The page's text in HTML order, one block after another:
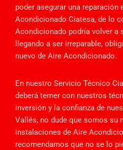
poder asegurar una
Acondicionado Ciatesa, de lo
Acondicionado podría volver a
llegando a ser irreparable,
nuevo de Aire Acondicionado.
En nuestro Servicio Técnico
deberá temer con nuestros
inversión y la confianza de
Vallés, no dude que somos su
instalaciones de Aire
recomendamos que no se lo